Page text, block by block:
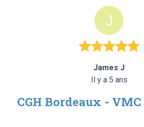
James J
Il y a 5 ans
CGH Bordeaux - VMC